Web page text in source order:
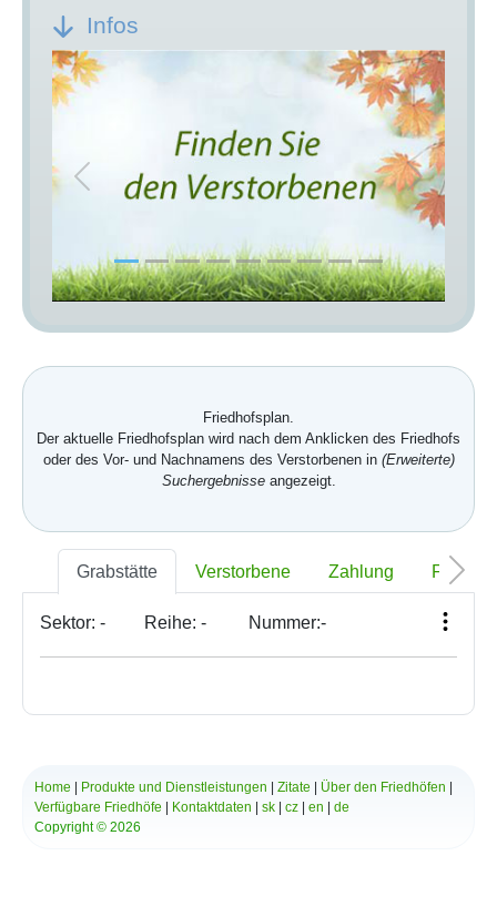
Infos
Previous Next
Friedhofsplan.
Der aktuelle Friedhofsplan wird nach dem Anklicken des Friedhofs
oder des Vor- und Nachnamens des Verstorbenen in (Erweiterte)
Suchergebnisseangezeigt.
Grabstätte Verstorbene Zahlung Foto
Sektor: - Reihe: - Nummer:-
Home Produkte und Dienstleistungen Zitate Über den Friedhöfen
Verfügbare Friedhöfe
Kontaktdaten sk cz en
de
Copyright © 2026